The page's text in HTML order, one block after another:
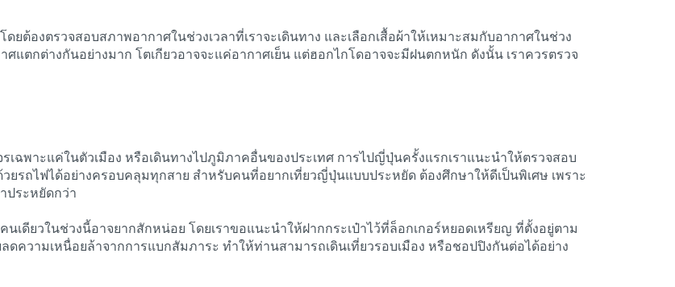
ยต้องตรวจสอบสภาพอากาศในช่วงเวลาที่เราจะเดินทาง และเลือกเสื้อผ้าให้เหมาะสมกับอากาศในช่วง
ตกต่างกันอย่างมาก โตเกียวอาจจะแค่อากาศเย็น แต่ฮอกไกโดอาจจะมีฝนตกหนัก ดังนั้น เราควรตรวจ
ฉพาะแค่ในตัวเมือง หรือเดินทางไปภูมิภาคอื่นของประเทศ การไปญี่ปุ่นครั้งแรกเราแนะนำให้ตรวจสอบ
วยรถไฟได้อย่างครอบคลุมทุกสาย สำหรับคนที่อยากเที่ยวญี่ปุ่นแบบประหยัด ต้องศึกษาให้ดีเป็นพิเศษ เพราะ
ประหยัดกว่า
ดียวในช่วงนี้อาจยากสักหน่อย โดยเราขอแนะนำให้ฝากกระเป๋าไว้ที่ล็อกเกอร์หยอดเหรียญ ที่ตั้งอยู่ตาม
ความเหนื่อยล้าจากการแบกสัมภาระ ทำให้ท่านสามารถเดินเที่ยวรอบเมือง หรือชอปปิงกันต่อได้อย่าง